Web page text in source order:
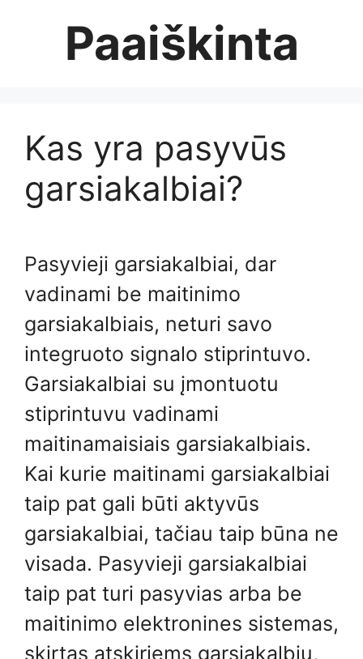
Paaiškinta
Kas yra pasyvūs
garsiakalbiai?
Pasyvieji garsiakalbiai, dar
vadinami be maitinimo
garsiakalbiais, neturi savo
integruoto signalo stiprintuvo.
Garsiakalbiai su įmontuotu
stiprintuvu vadinami
maitinamaisiais garsiakalbiais.
Kai kurie maitinami garsiakalbiai
taip pat gali būti aktyvūs
garsiakalbiai, tačiau taip būna ne
visada. Pasyvieji garsiakalbiai
taip pat turi pasyvias arba be
maitinimo elektronines sistemas,
skirtas atskiriems garsiakalbių,